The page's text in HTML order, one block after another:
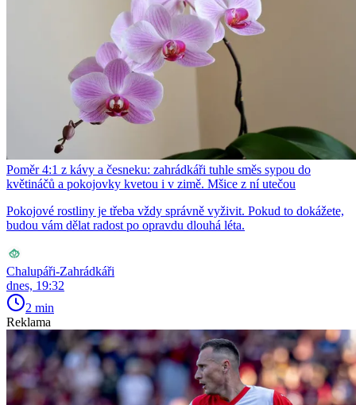
Poměr 4:1 z kávy a česneku: zahrádkáři tuhle směs sypou do
květináčů a pokojovky kvetou i v zimě. Mšice z ní utečou
Pokojové rostliny je třeba vždy správně vyživit. Pokud to dokážete,
budou vám dělat radost po opravdu dlouhá léta.
Chalupáři-Zahrádkáři
dnes, 19:32
2 min
Reklama